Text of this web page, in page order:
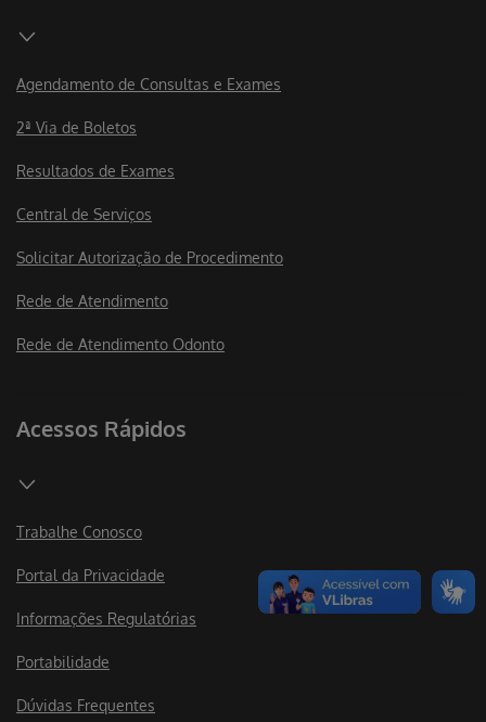
Agendamento de Consultas e Exames
2ª Via de Boletos
Resultados de Exames
Central de Serviços
Solicitar Autorização de Procedimento
Rede de Atendimento
Rede de Atendimento Odonto
Acessos Rápidos
Trabalhe Conosco
Portal da Privacidade
Informações Regulatórias
Portabilidade
Dúvidas Frequentes